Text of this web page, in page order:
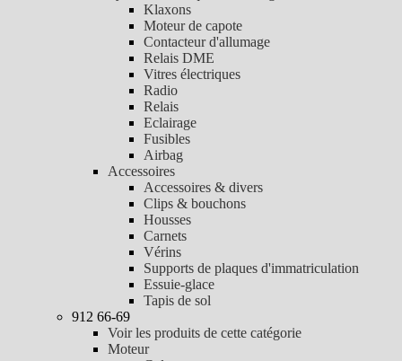
Klaxons
Moteur de capote
Contacteur d'allumage
Relais DME
Vitres électriques
Radio
Relais
Eclairage
Fusibles
Airbag
Accessoires
Accessoires & divers
Clips & bouchons
Housses
Carnets
Vérins
Supports de plaques d'immatriculation
Essuie-glace
Tapis de sol
912 66-69
Voir les produits de cette catégorie
Moteur